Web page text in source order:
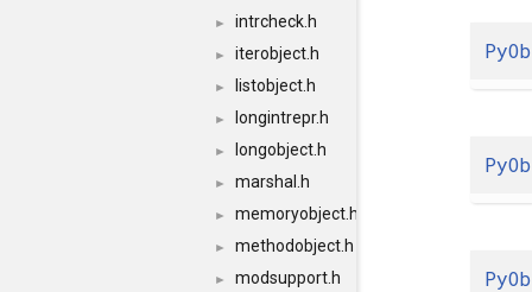
► intrcheck.h
► iterobject.h
► listobject.h
► longintrepr.h
► longobject.h
► marshal.h
► memoryobject.h
► methodobject.h
► modsupport.h